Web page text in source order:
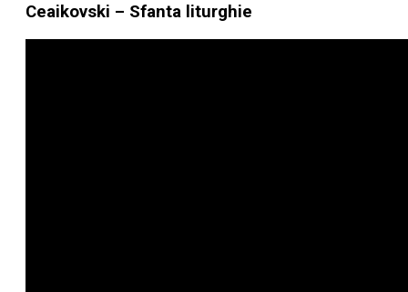
Ceaikovski – Sfanta liturghie